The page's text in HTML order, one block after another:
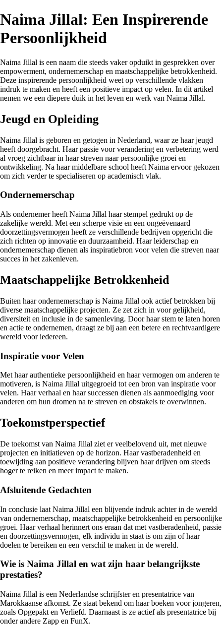
Naima Jillal: Een Inspirerende
Persoonlijkheid
Naima Jillal is een naam die steeds vaker opduikt in gesprekken over
empowerment, ondernemerschap en maatschappelijke betrokkenheid.
Deze inspirerende persoonlijkheid weet op verschillende vlakken
indruk te maken en heeft een positieve impact op velen. In dit artikel
nemen we een diepere duik in het leven en werk van Naima Jillal.
Jeugd en Opleiding
Naima Jillal is geboren en getogen in Nederland, waar ze haar jeugd
heeft doorgebracht. Haar passie voor verandering en verbetering werd
al vroeg zichtbaar in haar streven naar persoonlijke groei en
ontwikkeling. Na haar middelbare school heeft Naima ervoor gekozen
om zich verder te specialiseren op academisch vlak.
Ondernemerschap
Als ondernemer heeft Naima Jillal haar stempel gedrukt op de
zakelijke wereld. Met een scherpe visie en een ongeëvenaard
doorzettingsvermogen heeft ze verschillende bedrijven opgericht die
zich richten op innovatie en duurzaamheid. Haar leiderschap en
ondernemerschap dienen als inspiratiebron voor velen die streven naar
succes in het zakenleven.
Maatschappelijke Betrokkenheid
Buiten haar ondernemerschap is Naima Jillal ook actief betrokken bij
diverse maatschappelijke projecten. Ze zet zich in voor gelijkheid,
diversiteit en inclusie in de samenleving. Door haar stem te laten horen
en actie te ondernemen, draagt ze bij aan een betere en rechtvaardigere
wereld voor iedereen.
Inspiratie voor Velen
Met haar authentieke persoonlijkheid en haar vermogen om anderen te
motiveren, is Naima Jillal uitgegroeid tot een bron van inspiratie voor
velen. Haar verhaal en haar successen dienen als aanmoediging voor
anderen om hun dromen na te streven en obstakels te overwinnen.
Toekomstperspectief
De toekomst van Naima Jillal ziet er veelbelovend uit, met nieuwe
projecten en initiatieven op de horizon. Haar vastberadenheid en
toewijding aan positieve verandering blijven haar drijven om steeds
hoger te reiken en meer impact te maken.
Afsluitende Gedachten
In conclusie laat Naima Jillal een blijvende indruk achter in de wereld
van ondernemerschap, maatschappelijke betrokkenheid en persoonlijke
groei. Haar verhaal herinnert ons eraan dat met vastberadenheid, passie
en doorzettingsvermogen, elk individu in staat is om zijn of haar
doelen te bereiken en een verschil te maken in de wereld.
Wie is Naima Jillal en wat zijn haar belangrijkste
prestaties?
Naima Jillal is een Nederlandse schrijfster en presentatrice van
Marokkaanse afkomst. Ze staat bekend om haar boeken voor jongeren,
zoals Opgepakt en Verliefd. Daarnaast is ze actief als presentatrice bij
onder andere Zapp en FunX.